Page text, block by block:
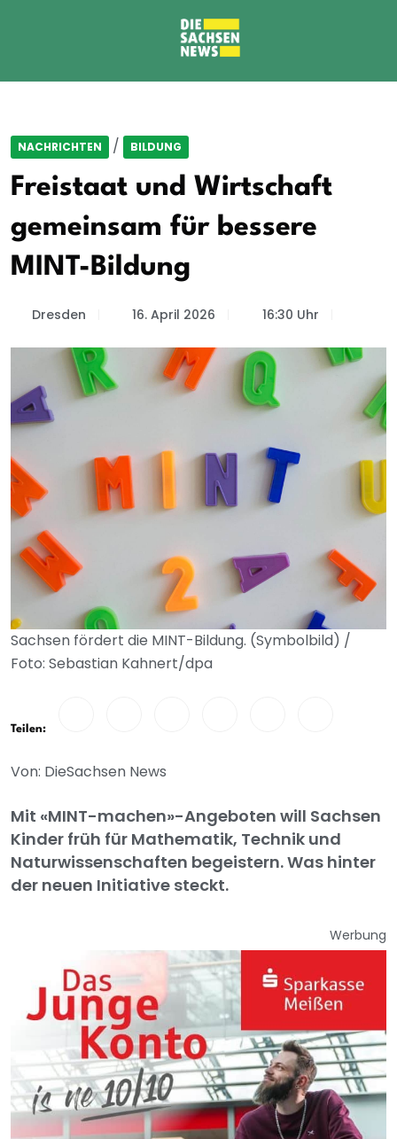
NACHRICHTEN / BILDUNG
Freistaat und Wirtschaft
gemeinsam für bessere
MINT-Bildung
Dresden 16. April 2026 16:30 Uhr
Sachsen fördert die MINT-Bildung. (Symbolbild) /
Foto: Sebastian Kahnert/dpa
Teilen:
Von: DieSachsen News
Mit «MINT-machen»-Angeboten will Sachsen
Kinder früh für Mathematik, Technik und
Naturwissenschaften begeistern. Was hinter
der neuen Initiative steckt.
Werbung